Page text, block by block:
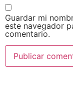
Guardar mi
este navegador
comentario.